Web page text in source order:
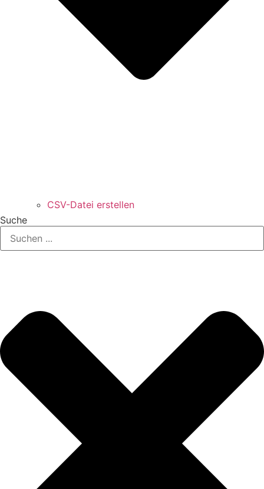
CSV-Datei erstellen
Suche